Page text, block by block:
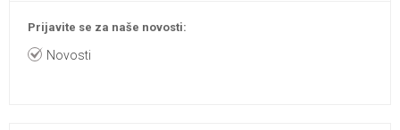
Prijavite se za naše novosti:
Novosti